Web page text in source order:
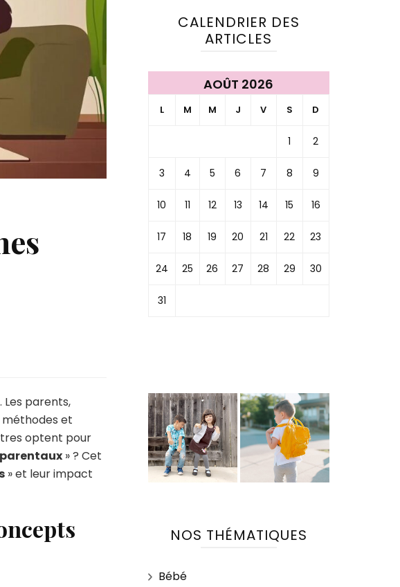
Les parents,
et
optent pour
» ? Cet
» et leur impact
CALENDRIER DES
ARTICLES
AOÛT 2026
L M M J V S D
1 2
3 4 5 6 7 8 9
10 11 12 13 14 15 16
17 18 19 20 21 22 23
24 25 26 27 28 29 30
31
NOS THÉMATIQUES
Bébé